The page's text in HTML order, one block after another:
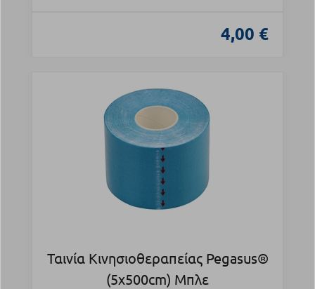
4,00 €
Ταινία Κινησιοθεραπείας Pegasus®
(5x500cm) Μπλε